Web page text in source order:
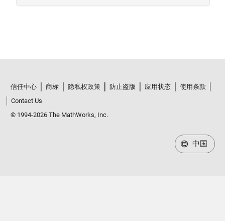
信任中心 商标 隐私权政策 防止盗版 应用状态
使用条款
Contact Us
© 1994-2026 The MathWorks, Inc.
中国